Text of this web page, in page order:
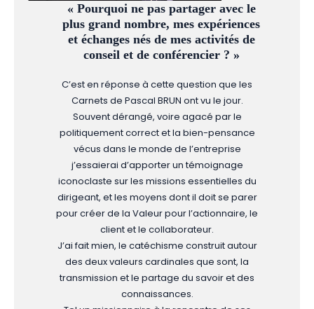
« Pourquoi ne pas partager avec le
plus grand nombre, mes expériences
et échanges nés de mes activités de
conseil et de conférencier ? »
C’est en réponse à cette question que les
Carnets de Pascal BRUN ont vu le jour.
Souvent dérangé, voire agacé par le
politiquement correct et la bien-pensance
vécus dans le monde de l’entreprise
j’essaierai d’apporter un témoignage
iconoclaste sur les missions essentielles du
dirigeant, et les moyens dont il doit se parer
pour créer de la Valeur pour l’actionnaire, le
client et le collaborateur.
J’ai fait mien, le catéchisme construit autour
des deux valeurs cardinales que sont, la
transmission et le partage du savoir et des
connaissances.